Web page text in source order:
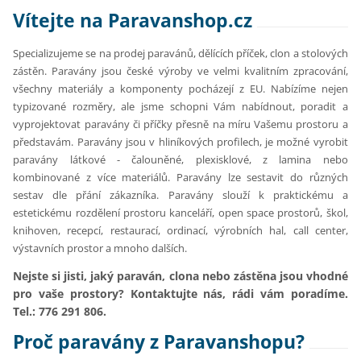
Vítejte na Paravanshop.cz
Specializujeme se na prodej paravánů, dělících příček, clon a stolových
zástěn. Paravány jsou české výroby ve velmi kvalitním zpracování,
všechny materiály a komponenty pocházejí z EU. Nabízíme nejen
typizované rozměry, ale jsme schopni Vám nabídnout, poradit a
vyprojektovat paravány či příčky přesně na míru Vašemu prostoru a
představám. Paravány jsou v hliníkových profilech, je možné vyrobit
paravány látkové - čalouněné, plexisklové, z lamina nebo
kombinované z více materiálů. Paravány lze sestavit do různých
sestav dle přání zákazníka. Paravány slouží k praktickému a
estetickému rozdělení prostoru kanceláří, open space prostorů, škol,
knihoven, recepcí, restaurací, ordinací, výrobních hal, call center,
výstavních prostor a mnoho dalších.
Nejste si jisti, jaký paraván, clona nebo zástěna jsou vhodné
pro vaše prostory? Kontaktujte nás, rádi vám poradíme.
Tel.: 776 291 806.
Proč paravány z Paravanshopu?